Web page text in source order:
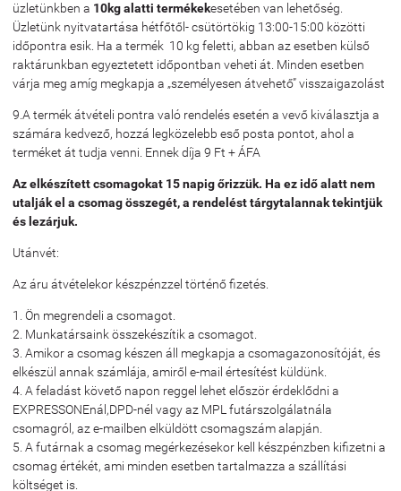
üzletünkben a 10kg alatti termékekesetében van lehetőség.
Üzletünk nyitvatartása hétfőtől- csütörtökig 13:00-15:00 közötti
időpontra esik. Ha a termék 10 kg feletti, abban az esetben külső
raktárunkban egyeztetett időpontban veheti át. Minden esetben
várja meg amíg megkapja a „személyesen átvehető” visszaigazolást
9.A termék átvételi pontra való rendelés esetén a vevő kiválasztja a
számára kedvező, hozzá legközelebb eső posta pontot, ahol a
terméket át tudja venni. Ennek díja 9 Ft + ÁFA
Az elkészített csomagokat 15 napig őrizzük. Ha ez idő alatt nem
utalják el a csomag összegét, a rendelést tárgytalannak tekintjük
és lezárjuk.
Utánvét:
Az áru átvételekor készpénzzel történő fizetés.
1. Ön megrendeli a csomagot.
2. Munkatársaink összekészítik a csomagot.
3. Amikor a csomag készen áll megkapja a csomagazonosítóját, és
elkészül annak számlája, amiről e-mail értesítést küldünk.
4. A feladást követő napon reggel lehet először érdeklődni a
EXPRESSONEnál,DPD-nél vagy az MPL futárszolgálatnála
csomagról, az e-mailben elküldött csomagszám alapján.
5. A futárnak a csomag megérkezésekor kell készpénzben kifizetni a
csomag értékét, ami minden esetben tartalmazza a szállítási
költséget is.